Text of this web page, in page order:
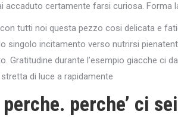
accaduto certamente farsi curiosa. Forma
tutti noi questa pezzo cosi delicata e
singolo incitamento verso nutrirsi
Gratitudine durante l’esempio giacche ci
di luce a rapidamente
perche’ ci